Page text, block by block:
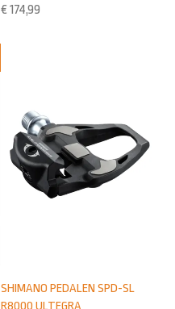
€ 174,99
SHIMANO PEDALEN SPD-SL
R8000 ULTEGRA